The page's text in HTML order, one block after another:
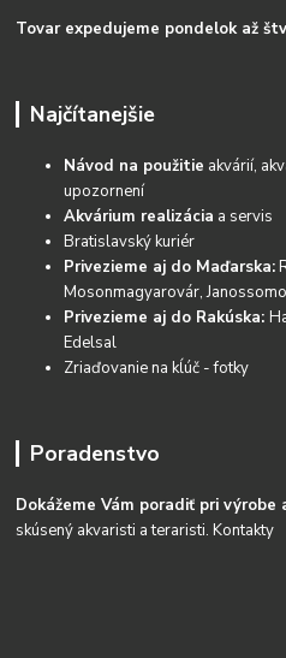
Tovar expedujeme pondelok až
Najčítanejšie
Návod na použitie akvárií,
upozornení
Akvárium realizácia a servis
Bratislavský kuriér
Privezieme aj do Maďarska:
Mosonmagyarovár,
Privezieme aj do Rakúska:
Edelsal
Zriaďovanie na kĺúč - fotky
Poradenstvo
Dokážeme Vám poradiť pri
skúsený akvaristi a teraristi.Kontakty